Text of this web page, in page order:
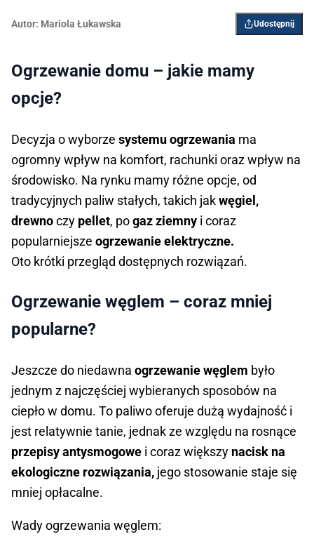
Autor: Mariola Łukawska Udostępnij
Ogrzewanie domu – jakie mamy
opcje?
Decyzja o wyborze systemu ogrzewania ma
ogromny wpływ na komfort, rachunki oraz wpływ na
środowisko. Na rynku mamy różne opcje, od
tradycyjnych paliw stałych, takich jakwęgiel,
drewnoczy pellet, pogaz ziemny i coraz
popularniejsze ogrzewanie elektryczne.
Oto krótki przegląd dostępnych rozwiązań.
Ogrzewanie węglem – coraz mniej
popularne?
Jeszcze do niedawna ogrzewanie węglem było
jednym z najczęściej wybieranych sposobów na
ciepło w domu. To paliwo oferuje dużą wydajność i
jest relatywnie tanie, jednak ze względu na rosnące
przepisy antysmogowe i coraz większy nacisk na
ekologiczne rozwiązania, jego stosowanie staje się
mniej opłacalne.
Wady ogrzewania węglem: